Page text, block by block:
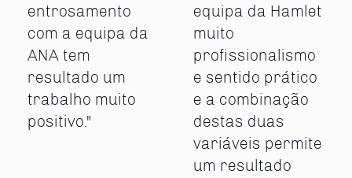
entrosamento
com a equipa da
ANA tem
resultado um
trabalho muito
positivo."
equipa da Hamlet
muito
profissionalismo
e sentido prático
e a combinação
destas duas
variáveis permite
um resultado